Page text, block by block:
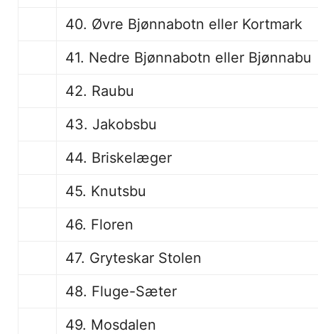
40. Øvre Bjønnabotn eller Kortmark
41. Nedre Bjønnabotn eller Bjønnabu
42. Raubu
43. Jakobsbu
44. Briskelæger
45. Knutsbu
46. Floren
47. Gryteskar Stolen
48. Fluge-Sæter
49. Mosdalen